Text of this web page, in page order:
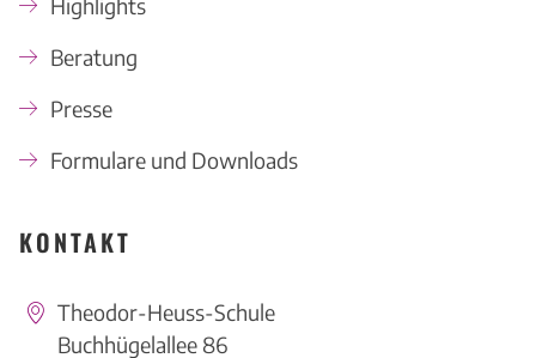
Beratung
Presse
Formulare und Downloads
KONTAKT
Theodor-Heuss-Schule
Buchhügelallee 86